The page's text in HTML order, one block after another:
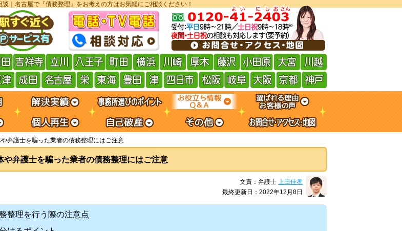
｜名古屋で『債務整理』をお考えの方はお気軽にご相談ください！
弁護士を騙った業者の債務整理にはご注意
や弁護士を騙った業者の債務整理にはご注意
文責：弁護士上田佳孝
最終更新日：2022年12月8日
整理を行う際の注意点